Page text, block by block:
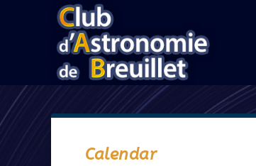
Calendar